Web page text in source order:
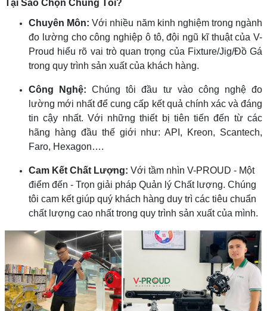
Tại Sao Chọn Chúng Tôi?
Chuyên Môn: Với nhiều năm kinh nghiệm trong ngành
đo lường cho công nghiệp ô tô, đội ngũ kĩ thuật của V-
Proud hiểu rõ vai trò quan trọng của Fixture/Jig/Đồ Gá
trong quy trình sản xuất của khách hàng.
Công Nghệ:
Chúng tôi đầu tư vào công nghệ đo
lường mới nhất để cung cấp kết quả chính xác và đáng
tin cậy nhất. Với những thiết bị tiên tiến đến từ các
hãng hàng đầu thế giới như: API, Kreon, Scantech,
Faro, Hexagon….
Cam Kết Chất Lượng: Với tầm nhìn V-PROUD - Một
điểm đến - Trọn giải pháp Quản lý Chất lượng. Chúng
tôi cam kết giúp quý khách hàng duy trì các tiêu chuẩn
chất lượng cao nhất trong quy trình sản xuất của mình.